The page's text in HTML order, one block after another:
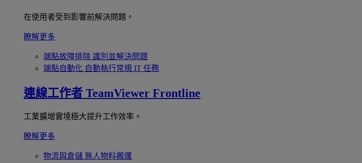
在使用者受到影響前解決問題。
瞭解更多
端點故障排除 識別並解決問題
端點自動化 自動執行常規 IT 任務
連線工作者 TeamViewer Frontline
工業擴增實境極大提升工作效率。
瞭解更多
物流與倉儲 無人物料搬運